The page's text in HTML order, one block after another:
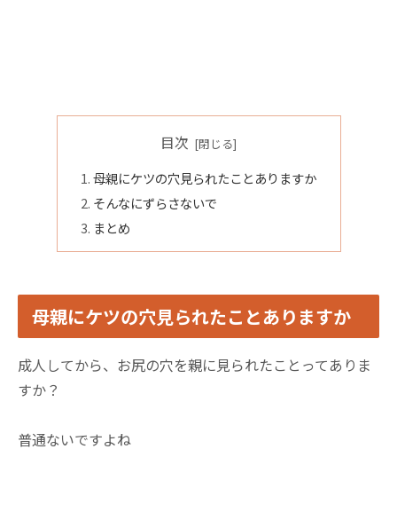
目次
母親にケツの穴見られたことありますか
そんなにずらさないで
まとめ
母親にケツの穴見られたことありますか
成人してから、お尻の穴を親に見られたことってありま
すか？
普通ないですよね